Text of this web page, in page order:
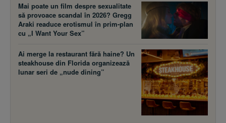
Mai poate un film despre sexualitate
să provoace scandal în 2026? Gregg
Araki readuce erotismul în prim-plan
cu „I Want Your Sex”
Ai merge la restaurant fără haine? Un
steakhouse din Florida organizează
lunar seri de „nude dining”